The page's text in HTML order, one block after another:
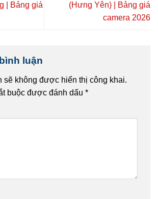
| Bảng giá
(Hưng Yên) | Bảng giá
camera 2026
luận
sẽ không được hiển thị công khai.
buộc được đánh dấu *